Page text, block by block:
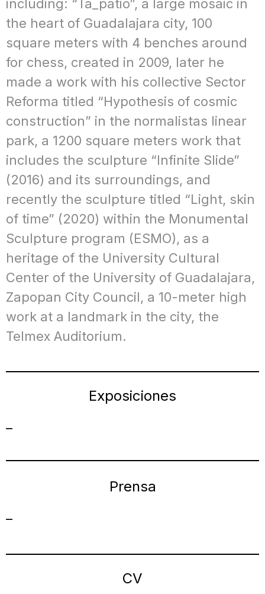
including: “Ta_patio”, a large mosaic in
the heart of Guadalajara city, 100
square meters with 4 benches around
for chess, created in 2009, later he
made a work with his collective Sector
Reforma titled “Hypothesis of cosmic
construction” in the normalistas linear
park, a 1200 square meters work that
includes the sculpture “Infinite Slide”
(2016) and its surroundings, and
recently the sculpture titled “Light, skin
of time” (2020) within the Monumental
Sculpture program (ESMO), as a
heritage of the University Cultural
Center of the University of Guadalajara,
Zapopan City Council, a 10-meter high
work at a landmark in the city, the
Telmex Auditorium.
Exposiciones
–
Prensa
–
CV